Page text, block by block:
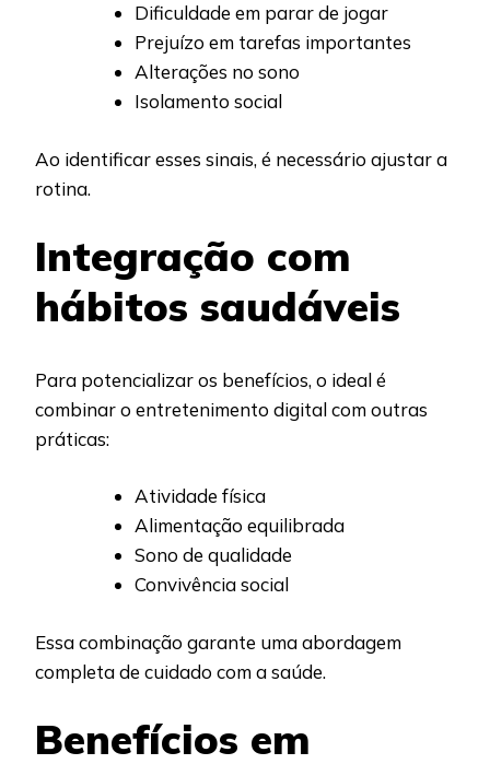
Dificuldade em parar de jogar
Prejuízo em tarefas importantes
Alterações no sono
Isolamento social
Ao identificar esses sinais, é necessário ajustar a
rotina.
Integração com
hábitos saudáveis
Para potencializar os benefícios, o ideal é
combinar o entretenimento digital com outras
práticas:
Atividade física
Alimentação equilibrada
Sono de qualidade
Convivência social
Essa combinação garante uma abordagem
completa de cuidado com a saúde.
Benefícios em